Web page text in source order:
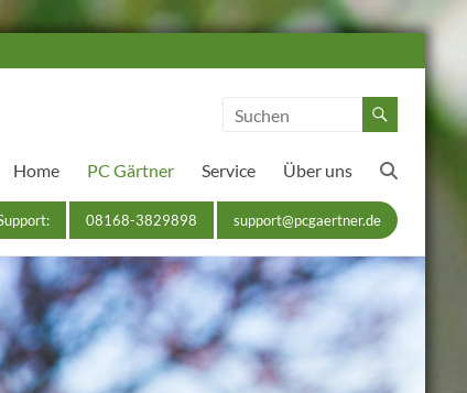
Home PC Gärtner Service Über uns
08168-3829898 support@pcgaertner.de